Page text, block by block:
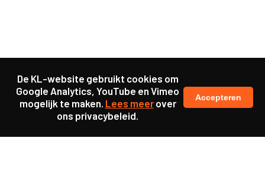
De KL-website gebruikt cookies om
Google Analytics, YouTube en Vimeo
mogelijk te maken. Lees meerover
ons privacybeleid.
Accepteren